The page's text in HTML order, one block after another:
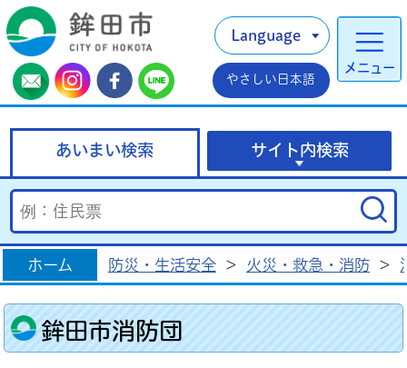
メニュー
Language
やさしい日本語
あいまい検索 サイト内検索
ホーム 防災・生活安全 > 火災・救急・消防 >
鉾田市消防団